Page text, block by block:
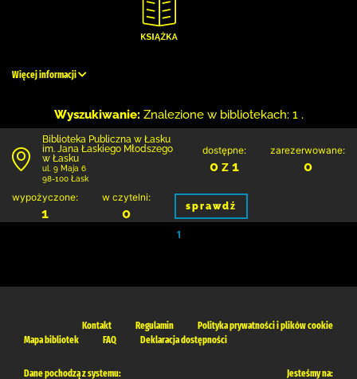
Więcej informacji
Wyszukiwanie: Znalezione w bibliotekach: 1 .
Biblioteka Publiczna w Łasku
im. Jana Łaskiego Młodszego
w Łasku
ul. 9 Maja 6
98-100 Łask
dostępne:
0 z 1
zarezerwowane:
0
wypożyczone:
1
w czytelni:
0 sprawdź
1
Kontakt Regulamin
Polityka prywatności i plików cookie
Mapa bibliotek
FAQ Deklaracja dostępności
Dane pochodzą z systemu: Jesteśmy na: